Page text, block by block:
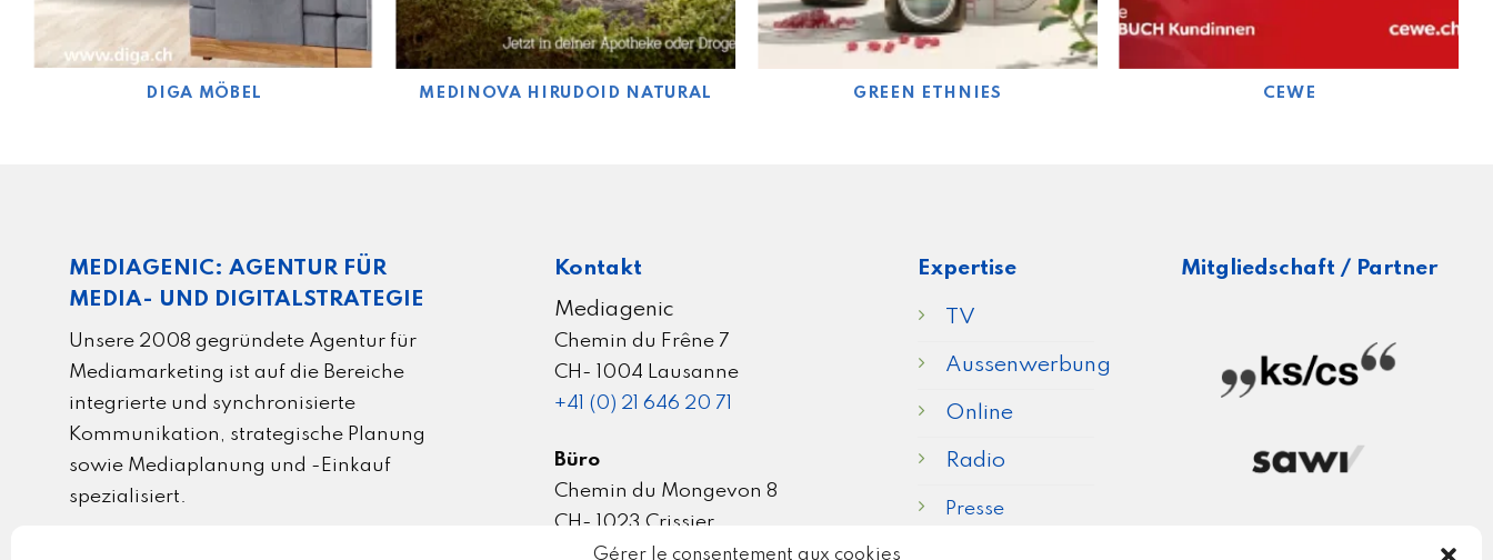
Gérer le consentement aux cookies
DIGA MÖBEL MEDINOVA HIRUDOID NATURAL GREEN ETHNIES CEWE
MEDIAGENIC: AGENTUR FÜR
MEDIA- UND DIGITALSTRATEGIE
Unsere 2008 gegründete Agentur für
Mediamarketing ist auf die Bereiche
integrierte und synchronisierte
Kommunikation, strategische Planung
sowie Mediaplanung und -Einkauf
spezialisiert.
Kontakt
Mediagenic
Chemin du Frêne 7
CH- 1004 Lausanne
+41 (0) 21 646 20 71
Büro
Chemin du Mongevon 8
CH- 1023 Crissier
Expertise
TV
Aussenwerbung
Online
Radio
Presse
Mitgliedschaft / Partner